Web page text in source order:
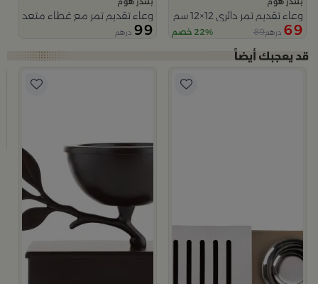
وعاء تقديم تمر دائري 12×12 سم أبيض وأزرق من الخزف الحجري بغطاء من أزوريا
69 درهم89 22% خصم
وعاء تقديم تمر مع غطاء متعدد
99 درهم